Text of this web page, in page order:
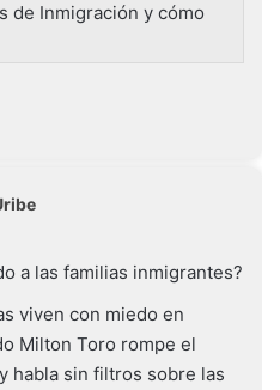
de Inmigración y cómo
a las familias inmigrantes?
viven con miedo en
Milton Toro rompe el
habla sin filtros sobre las